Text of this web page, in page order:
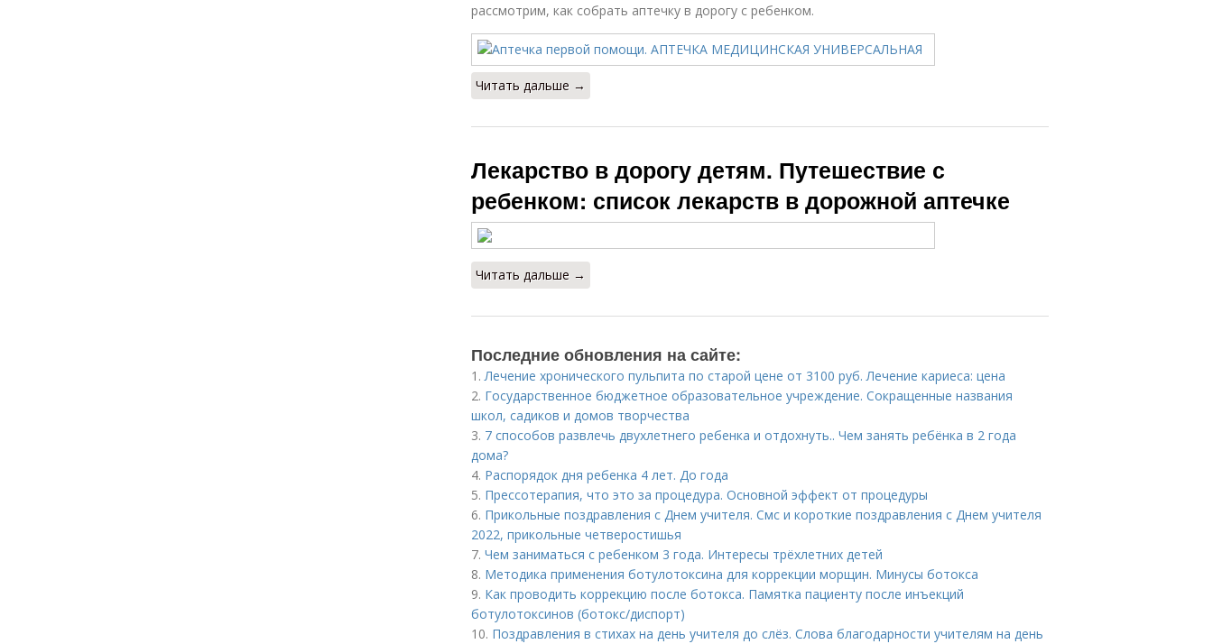
рассмотрим, как собрать аптечку в дорогу с ребенком.
Читать дальше →
Лекарство в дорогу детям. Путешествие с
ребенком: список лекарств в дорожной аптечке
Читать дальше →
Последние обновления на сайте:
1.Лечение хронического пульпита по старой цене от 3100 руб. Лечение кариеса: цена
2. Государственное бюджетное образовательное учреждение. Сокращенные названия
школ, садиков и домов творчества
3. 7 способов развлечь двухлетнего ребенка и отдохнуть.. Чем занять ребёнка в 2 года
дома?
4. Распорядок дня ребенка 4 лет. До года
5. Прессотерапия, что это за процедура. Основной эффект от процедуры
6. Прикольные поздравления с Днем учителя. Смс и короткие поздравления с Днем учителя
2022, прикольные четверостишья
7. Чем заниматься с ребенком 3 года. Интересы трёхлетних детей
8. Методика применения ботулотоксина для коррекции морщин. Минусы ботокса
9. Как проводить коррекцию после ботокса. Памятка пациенту после инъекций
ботулотоксинов (ботокс/диспорт)
10. Поздравления в стихах на день учителя до слёз. Слова благодарности учителям на день